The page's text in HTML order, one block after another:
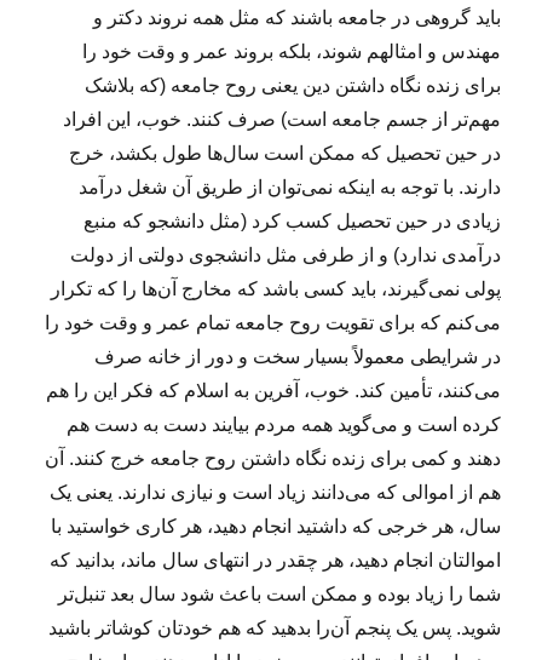
باید گروهی در جامعه باشند که مثل همه نروند دکتر و
مهندس و امثالهم شوند، بلکه بروند عمر و وقت خود را
برای زنده نگاه داشتن دین یعنی روح جامعه (که بلاشک
مهم‌تر از جسم جامعه است) صرف کنند. خوب، این افراد
در حین تحصیل که ممکن است سال‌ها طول بکشد، خرج
دارند. با توجه به اینکه نمی‌توان از طریق آن شغل درآمد
زیادی در حین تحصیل کسب کرد (مثل دانشجو که منبع
درآمدی ندارد) و از طرفی مثل دانشجوی دولتی از دولت
پولی نمی‌گیرند، باید کسی باشد که مخارج آن‌ها را که تکرار
می‌کنم که برای تقویت روح جامعه تمام عمر و وقت خود را
در شرایطی معمولاً بسیار سخت و دور از خانه صرف
می‌کنند، تأمین کند. خوب، آفرین به اسلام که فکر این را هم
کرده است و می‌گوید همه مردم بیایند دست به دست هم
دهند و کمی برای زنده نگاه داشتن روح جامعه خرج کنند. آن
هم از اموالی که می‌دانند زیاد است و نیازی ندارند. یعنی یک
سال، هر خرجی که داشتید انجام دهید، هر کاری خواستید با
اموالتان انجام دهید، هر چقدر در انتهای سال ماند، بدانید که
شما را زیاد بوده و ممکن است باعث شود سال بعد تنبل‌تر
شوید. پس یک پنجم آن‌را بدهید که هم خودتان کوشاتر باشید